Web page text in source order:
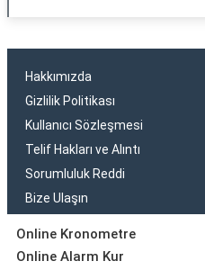
Hakkımızda
Gizlilik Politikası
Kullanıcı Sözleşmesi
Telif Hakları ve Alıntı
Sorumluluk Reddi
Bize Ulaşın
Online Kronometre
Online Alarm Kur